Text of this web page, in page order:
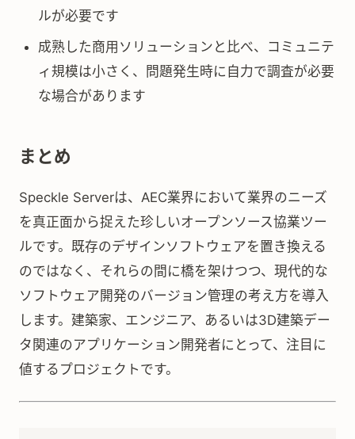
ルが必要です
成熟した商用ソリューションと比べ、コミュニテ
ィ規模は小さく、問題発生時に自力で調査が必要
な場合があります
まとめ
Speckle Serverは、AEC業界において業界のニーズ
を真正面から捉えた珍しいオープンソース協業ツー
ルです。既存のデザインソフトウェアを置き換える
のではなく、それらの間に橋を架けつつ、現代的な
ソフトウェア開発のバージョン管理の考え方を導入
します。建築家、エンジニア、あるいは3D建築デー
タ関連のアプリケーション開発者にとって、注目に
値するプロジェクトです。